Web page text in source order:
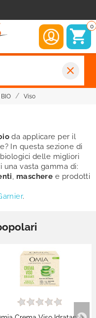
0
close
Viso
da applicare per il
In questa sezione di
delle migliori
vasta gamma di:
, maschere e prodotti
.